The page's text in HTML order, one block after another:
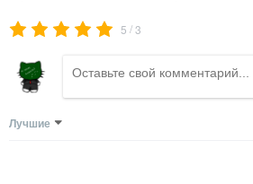
5 /3
Лучшие